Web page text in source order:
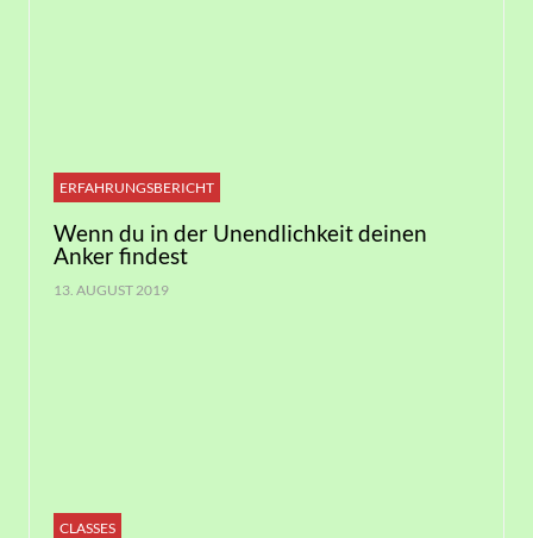
ERFAHRUNGSBERICHT
Wenn du in der Unendlichkeit deinen
Anker findest
13. AUGUST 2019
CLASSES